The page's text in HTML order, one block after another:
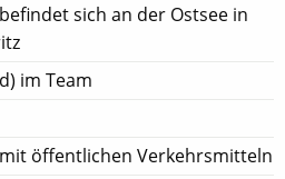
sich an der Ostsee in
im Team
mit öffentlichen Verkehrsmitteln